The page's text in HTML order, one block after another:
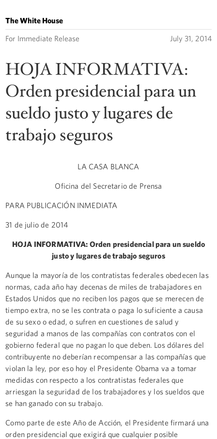
The White House
For Immediate Release July 31, 2014
HOJA INFORMATIVA:
Orden presidencial para un
sueldo justo y lugares de
trabajo seguros
LA CASA BLANCA
Oficina del Secretario de Prensa
PARA PUBLICACIÓN INMEDIATA
31 de julio de 2014
HOJA INFORMATIVA: Orden presidencial para un sueldo
justo y lugares de trabajo seguros
Aunque la mayoría de los contratistas federales obedecen las
normas, cada año hay decenas de miles de trabajadores en
Estados Unidos que no reciben los pagos que se merecen de
tiempo extra, no se les contrata o paga lo suficiente a causa
de su sexo o edad, o sufren en cuestiones de salud y
seguridad a manos de las compañías con contratos con el
gobierno federal que no pagan lo que deben. Los dólares del
contribuyente no deberían recompensar a las compañías que
violan la ley, por eso hoy el Presidente Obama va a tomar
medidas con respecto a los contratistas federales que
arriesgan la seguridad de los trabajadores y los sueldos que
se han ganado con su trabajo.
Como parte de este Año de Acción, el Presidente firmará una
orden presidencial que exigirá que cualquier posible